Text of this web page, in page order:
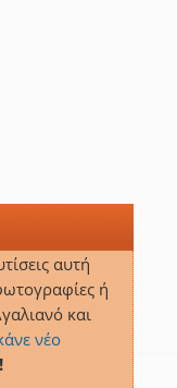
αυτή
ή
και
νέο